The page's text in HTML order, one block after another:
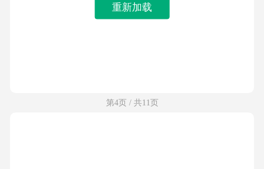
重新加载
第4页 / 共11页